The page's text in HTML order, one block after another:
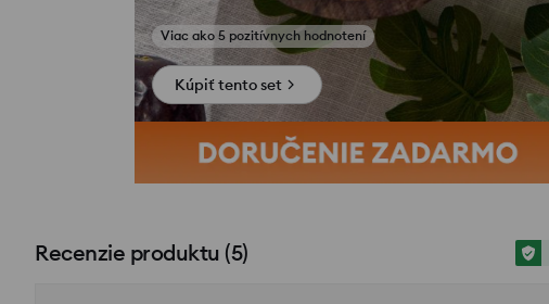
Niekto nakúpil počas poslednej 1 hodiny
Kúpiť tento set
Recenzie produktu (5)